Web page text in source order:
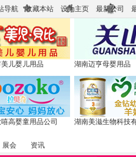
导航 收藏本站 设为主页 最新公司
儿婴儿用品 湖南迈亨母婴用品
高婴童用品公司 湖南美滋生物科技
展会 资讯